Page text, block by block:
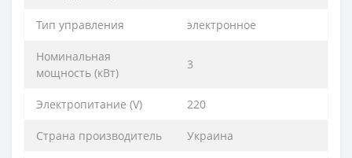
Тип управления электронное
Номинальная
мощность (кВт)
3
Электропитание (V) 220
Страна производитель Украина